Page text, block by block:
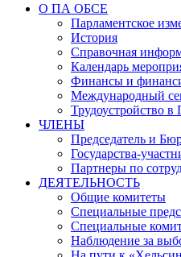
О ПА ОБСЕ
Парламентское
История
Справочная
Календарь
Финансы и
Международный
Трудоустройство
ЧЛЕНЫ
Председатель и
Государства-
Партнеры по
ДЕЯТЕЛЬНОСТЬ
Общие комитеты
Специальные
Специальные
Наблюдение за